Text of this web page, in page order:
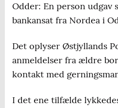
Odder: En person udgav
bankansat fra Nordea i
Det oplyser Østjyllands
anmeldelser fra ældre
kontakt med
I det ene tilfælde